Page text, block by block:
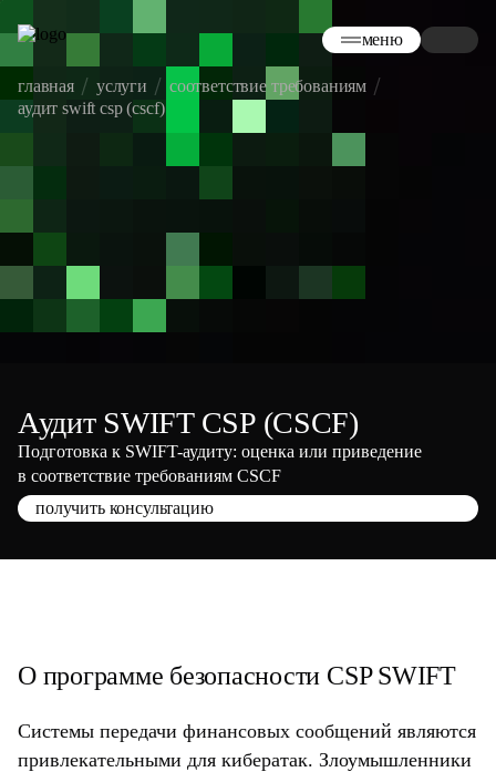
меню
главная услуги
соответствие требованиям
аудит swift csp (cscf)
Аудит SWIFT CSP (CSCF)
Подготовка к SWIFT-аудиту: оценка или приведение
в соответствие требованиям CSCF
получить консультацию
О программе безопасности CSP SWIFT
Системы передачи финансовых сообщений являются
привлекательными для кибератак. Злоумышленники